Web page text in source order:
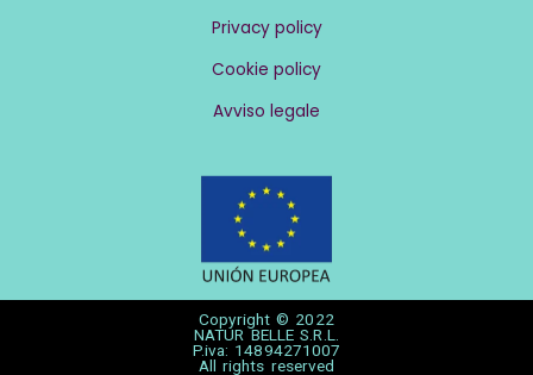
Privacy policy
Cookie policy
Avviso legale
Copyright © 2022
NATUR BELLE S.R.L.
P.iva: 14894271007
All rights reserved